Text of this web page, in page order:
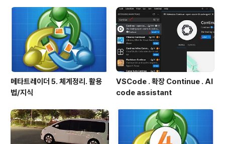
메타트레이더 5. 체계정리. 활용
법/지식
VSCode . 확장 Continue . AI
code assistant